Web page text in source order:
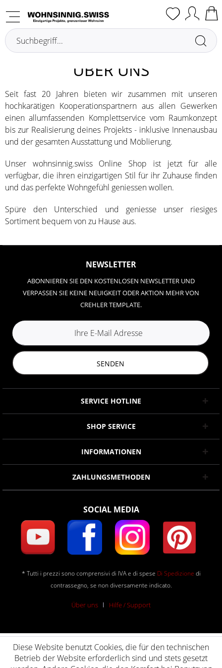
ÜBER UNS
Seit fast 20 Jahren bieten wir zusammen mit unseren
hochkarätigen Kooperationspartnern aus allen Gewerken
einen allumfassenden Komplettservice vom Raumkonzept
bis zur Realisierung deines Projekts - inklusive Innenausbau
und der gesamten Ausstattung und Möblierung.
Unser wohnsinnig.swiss Online Shop ist jetzt für alle
verfügbar, die ihren einzigartigen Stil für ihr Zuhause finden
und das perfekte Wohngefühl geniessen wollen.
Spüre den Unterschied und geniesse unser riesiges
Sortiment bequem von zu Hause aus.
NEWSLETTER
ABONNIEREN SIE DEN KOSTENLOSEN NEWSLETTER UND
VERPASSEN SIE KEINE NEUIGKEIT ODER AKTION MEHR VON
CREHLER TEMPLATE.
SENDEN
SERVICE HOTLINE
SHOP SERVICE
INFORMATIONEN
ZAHLUNGSMETHODEN
SOCIAL MEDIA
* Tutti i prezzi sono comprensivi di IVA e di spese Di Spedizione di
contrassegno, se non diversamente indicato.
Über uns Hilfe / Support
Diese Website benutzt Cookies, die für den technischen
Betrieb der Website erforderlich sind und stets gesetzt